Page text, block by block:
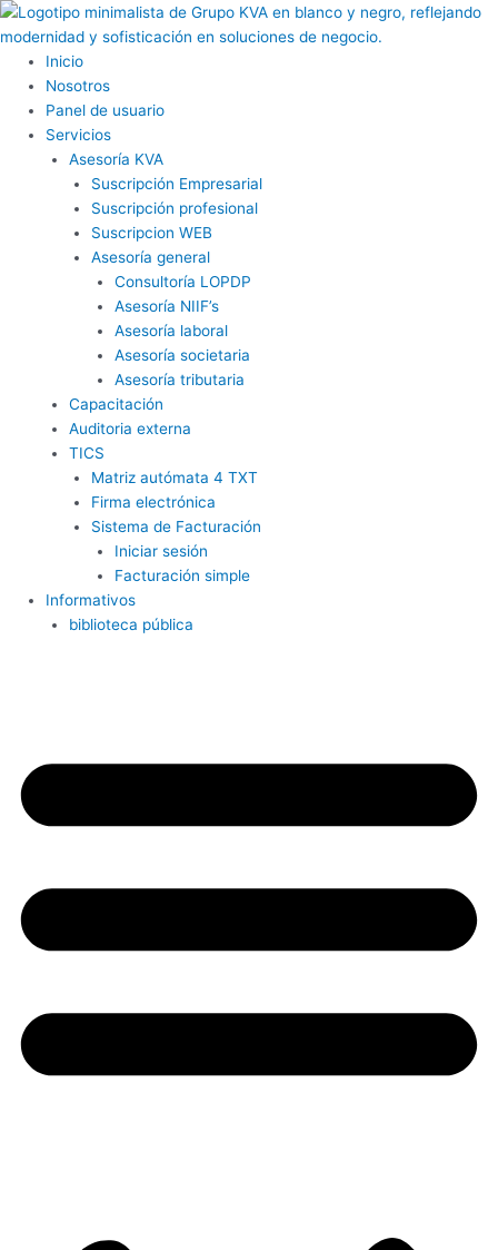
Ir
al
contenido
Inicio
Nosotros
Panel de usuario
Servicios
Asesoría KVA
Suscripción Empresarial
Suscripción profesional
Suscripcion WEB
Asesoría general
Consultoría LOPDP
Asesoría NIIF’s
Asesoría laboral
Asesoría societaria
Asesoría tributaria
Capacitación
Auditoria externa
TICS
Matriz autómata 4 TXT
Firma electrónica
Sistema de Facturación
Iniciar sesión
Facturación simple
Informativos
biblioteca pública